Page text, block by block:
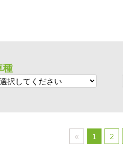
種
« 1 2